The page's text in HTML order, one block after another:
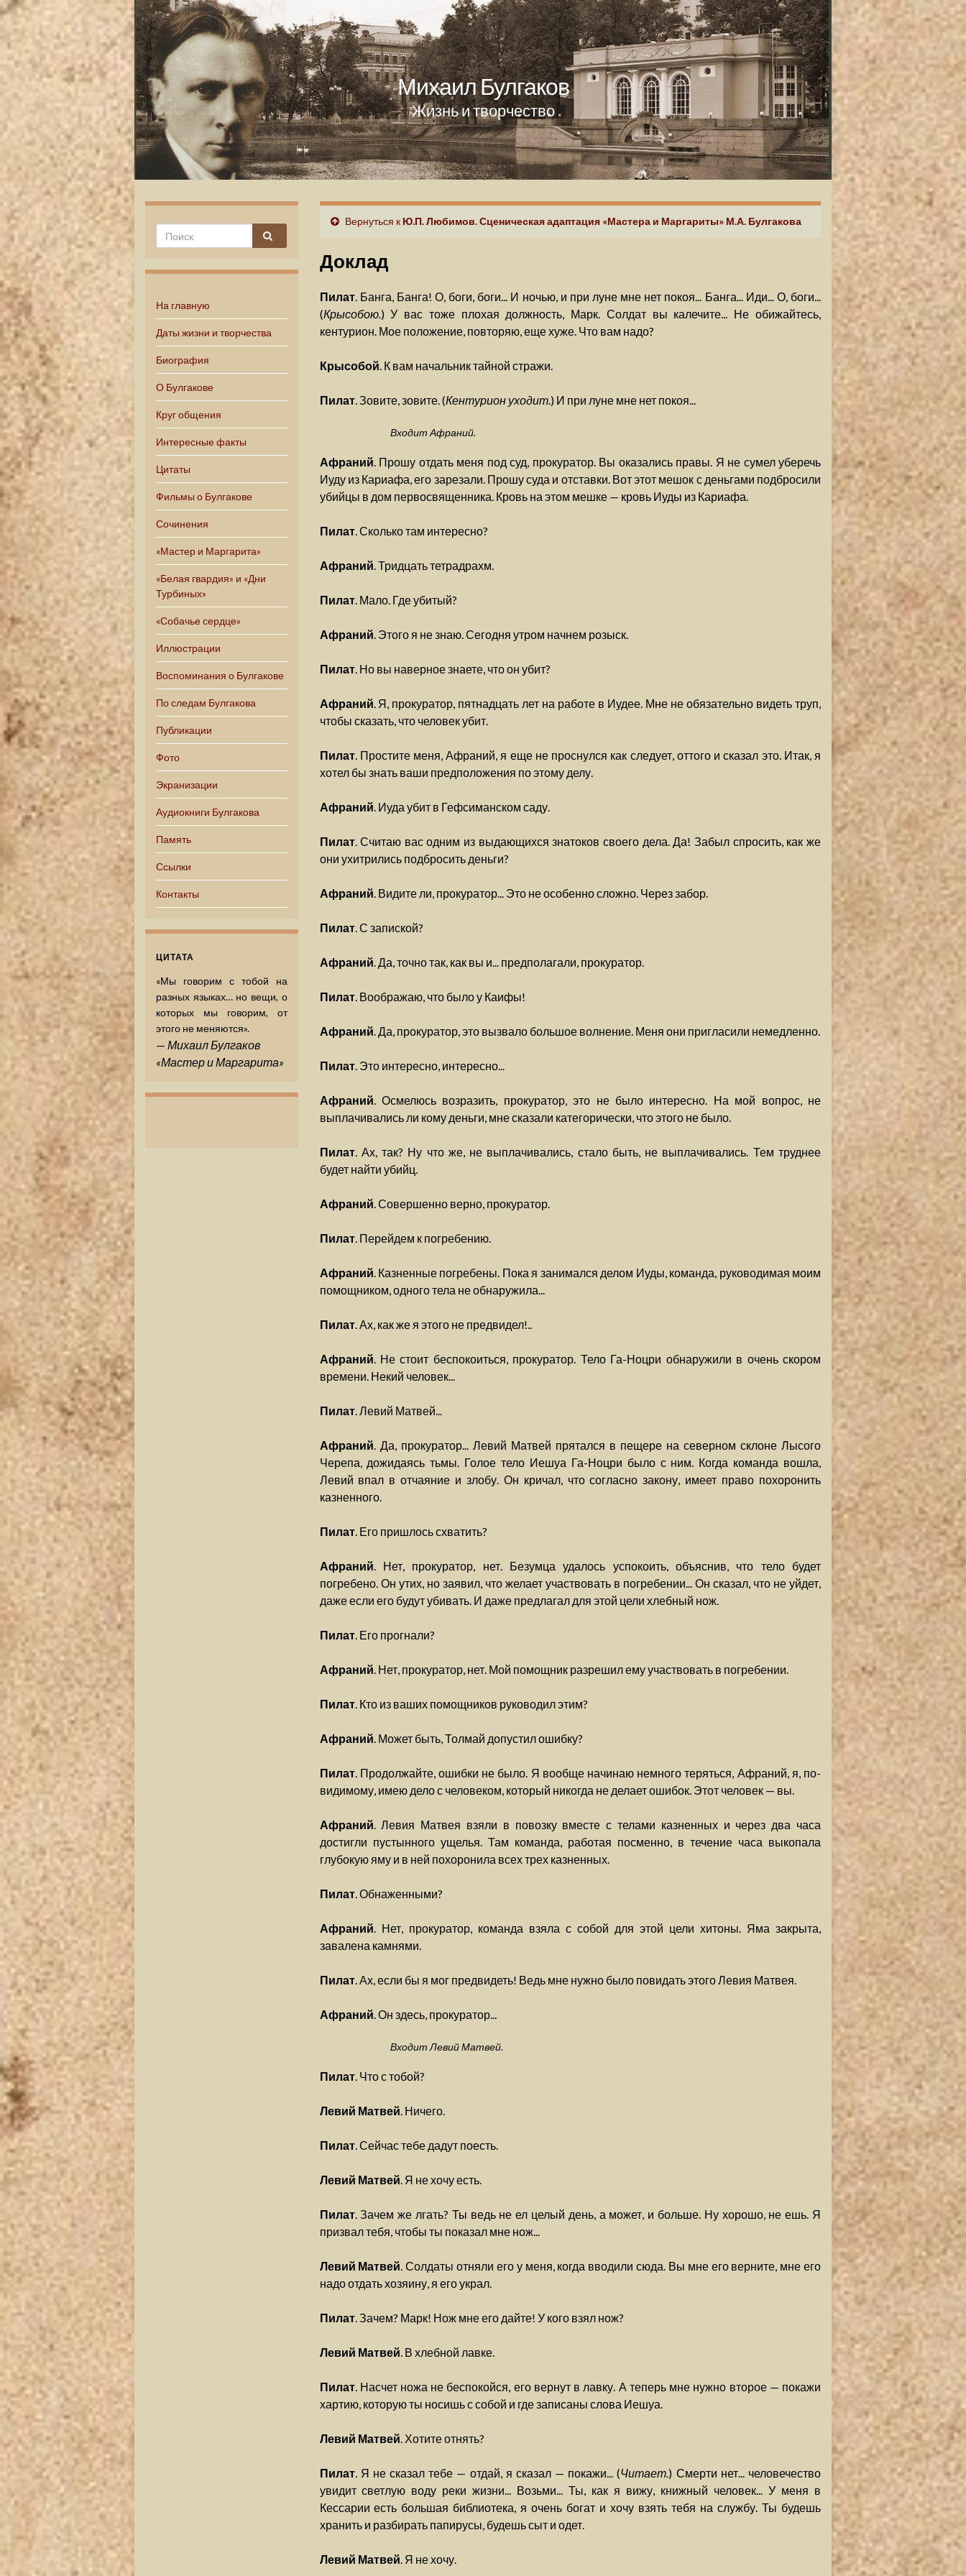
Михаил Булгаков
Жизнь и творчество
На главную
Даты жизни и творчества
Биография
О Булгакове
Круг общения
Интересные факты
Цитаты
Фильмы о Булгакове
Сочинения
«Мастер и Маргарита»
«Белая гвардия» и «Дни
Турбиных»
«Собачье сердце»
Иллюстрации
Воспоминания о Булгакове
По следам Булгакова
Публикации
Фото
Экранизации
Аудиокниги Булгакова
Память
Ссылки
Контакты
ЦИТАТА
«Мы говорим с тобой на
разных языках… но вещи, о
которых мы говорим, от
этого не меняются».
— Михаил Булгаков
«Мастер и Маргарита»
Вернуться к Ю.П. Любимов. Сценическая адаптация «Мастера и Маргариты» М.А. Булгакова
Доклад
Пилат. Банга, Банга! О, боги, боги... И ночью, и при луне мне нет покоя... Банга... Иди... О, боги...
(Крысобою.) У вас тоже плохая должность, Марк. Солдат вы калечите... Не обижайтесь,
кентурион. Мое положение, повторяю, еще хуже. Что вам надо?
Крысобой. К вам начальник тайной стражи.
Пилат. Зовите, зовите. (Кентурион уходит.) И при луне мне нет покоя...
Входит Афраний.
Афраний. Прошу отдать меня под суд, прокуратор. Вы оказались правы. Я не сумел уберечь
Иуду из Кариафа, его зарезали. Прошу суда и отставки. Вот этот мешок с деньгами подбросили
убийцы в дом первосвященника. Кровь на этом мешке — кровь Иуды из Кариафа.
Пилат. Сколько там интересно?
Афраний. Тридцать тетрадрахм.
Пилат. Мало. Где убитый?
Афраний. Этого я не знаю. Сегодня утром начнем розыск.
Пилат. Но вы наверное знаете, что он убит?
Афраний. Я, прокуратор, пятнадцать лет на работе в Иудее. Мне не обязательно видеть труп,
чтобы сказать, что человек убит.
Пилат. Простите меня, Афраний, я еще не проснулся как следует, оттого и сказал это. Итак, я
хотел бы знать ваши предположения по этому делу.
Афраний. Иуда убит в Гефсиманском саду.
Пилат. Считаю вас одним из выдающихся знатоков своего дела. Да! Забыл спросить, как же
они ухитрились подбросить деньги?
Афраний. Видите ли, прокуратор... Это не особенно сложно. Через забор.
Пилат. С запиской?
Афраний. Да, точно так, как вы и... предполагали, прокуратор.
Пилат. Воображаю, что было у Каифы!
Афраний. Да, прокуратор, это вызвало большое волнение. Меня они пригласили немедленно.
Пилат. Это интересно, интересно...
Афраний. Осмелюсь возразить, прокуратор, это не было интересно. На мой вопрос, не
выплачивались ли кому деньги, мне сказали категорически, что этого не было.
Пилат. Ах, так? Ну что же, не выплачивались, стало быть, не выплачивались. Тем труднее
будет найти убийц.
Афраний. Совершенно верно, прокуратор.
Пилат. Перейдем к погребению.
Афраний. Казненные погребены. Пока я занимался делом Иуды, команда, руководимая моим
помощником, одного тела не обнаружила...
Пилат. Ах, как же я этого не предвидел!..
Афраний. Не стоит беспокоиться, прокуратор. Тело Га-Ноцри обнаружили в очень скором
времени. Некий человек...
Пилат. Левий Матвей...
Афраний. Да, прокуратор... Левий Матвей прятался в пещере на северном склоне Лысого
Черепа, дожидаясь тьмы. Голое тело Иешуа Га-Ноцри было с ним. Когда команда вошла,
Левий впал в отчаяние и злобу. Он кричал, что согласно закону, имеет право похоронить
казненного.
Пилат. Его пришлось схватить?
Афраний. Нет, прокуратор, нет. Безумца удалось успокоить, объяснив, что тело будет
погребено. Он утих, но заявил, что желает участвовать в погребении... Он сказал, что не уйдет,
даже если его будут убивать. И даже предлагал для этой цели хлебный нож.
Пилат. Его прогнали?
Афраний. Нет, прокуратор, нет. Мой помощник разрешил ему участвовать в погребении.
Пилат. Кто из ваших помощников руководил этим?
Афраний. Может быть, Толмай допустил ошибку?
Пилат. Продолжайте, ошибки не было. Я вообще начинаю немного теряться, Афраний, я, по-
видимому, имею дело с человеком, который никогда не делает ошибок. Этот человек — вы.
Афраний. Левия Матвея взяли в повозку вместе с телами казненных и через два часа
достигли пустынного ущелья. Там команда, работая посменно, в течение часа выкопала
глубокую яму и в ней похоронила всех трех казненных.
Пилат. Обнаженными?
Афраний. Нет, прокуратор, команда взяла с собой для этой цели хитоны. Яма закрыта,
завалена камнями.
Пилат. Ах, если бы я мог предвидеть! Ведь мне нужно было повидать этого Левия Матвея.
Афраний. Он здесь, прокуратор...
Входит Левий Матвей.
Пилат. Что с тобой?
Левий Матвей. Ничего.
Пилат. Сейчас тебе дадут поесть.
Левий Матвей. Я не хочу есть.
Пилат. Зачем же лгать? Ты ведь не ел целый день, а может, и больше. Ну хорошо, не ешь. Я
призвал тебя, чтобы ты показал мне нож...
Левий Матвей. Солдаты отняли его у меня, когда вводили сюда. Вы мне его верните, мне его
надо отдать хозяину, я его украл.
Пилат. Зачем? Марк! Нож мне его дайте! У кого взял нож?
Левий Матвей. В хлебной лавке.
Пилат. Насчет ножа не беспокойся, его вернут в лавку. А теперь мне нужно второе — покажи
хартию, которую ты носишь с собой и где записаны слова Иешуа.
Левий Матвей. Хотите отнять?
Пилат. Я не сказал тебе — отдай, я сказал — покажи... (Читает.) Смерти нет... человечество
увидит светлую воду реки жизни... Возьми... Ты, как я вижу, книжный человек... У меня в
Кессарии есть большая библиотека, я очень богат и хочу взять тебя на службу. Ты будешь
хранить и разбирать папирусы, будешь сыт и одет.
Левий Матвей. Я не хочу.